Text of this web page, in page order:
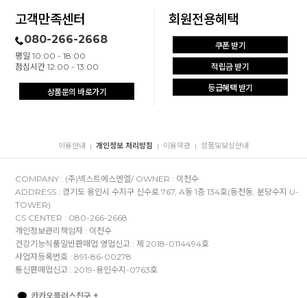
고객만족센터
080-266-2668
평일 10:00 - 18:00
점심시간 12:00 - 13:00
상품문의 바로가기
회원전용혜택
쿠폰 받기
적립금 받기
등급혜택 받기
이용안내 | 개인정보 처리방침 | 이용약관 | 정품및보상안내
COMPANY : (주)넥스트에스엔엘/ OWNER : 이천수
ADDRESS : 경기도 용인시 수지구 신수로 767, A동 1층 134호(동천동, 분당수지 U-
TOWER)
CS CENTER : 080-266-2668
개인정보관리책임자 : 이천수
건강기능식품일반판매업 영업신고 : 제 2018-0114494호
사업자등록번호 : 891-86-00278
통신판매업신고 : 2019-용인수지-0763호
카카오플러스친구 +